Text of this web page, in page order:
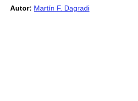
Autor: Martín F. Dagradi